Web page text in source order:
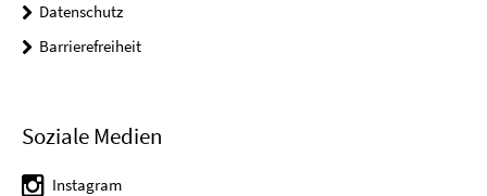
Datenschutz
Barrierefreiheit
Soziale Medien
Instagram